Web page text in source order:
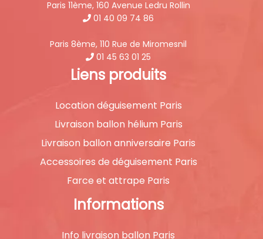
Paris 11ème, 160 Avenue Ledru Rollin
01 40 09 74 86
Paris 8ème, 110 Rue de Miromesnil
01 45 63 01 25
Liens produits
Location déguisement Paris
Livraison ballon hélium Paris
Livraison ballon anniversaire Paris
Accessoires de déguisement Paris
Farce et attrape Paris
Informations
Info livraison ballon Paris